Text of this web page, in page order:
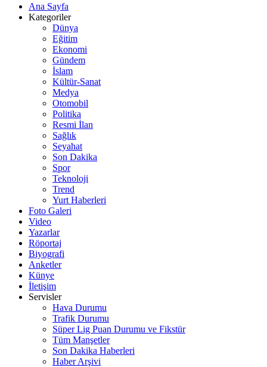
Ana Sayfa
Kategoriler
Dünya
Eğitim
Ekonomi
Gündem
İslam
Kültür-Sanat
Medya
Otomobil
Politika
Resmi İlan
Sağlık
Seyahat
Son Dakika
Spor
Teknoloji
Trend
Yurt Haberleri
Foto Galeri
Video
Yazarlar
Röportaj
Biyografi
Anketler
Künye
İletişim
Servisler
Hava Durumu
Trafik Durumu
Süper Lig Puan Durumu ve Fikstür
Tüm Manşetler
Son Dakika Haberleri
Haber Arşivi